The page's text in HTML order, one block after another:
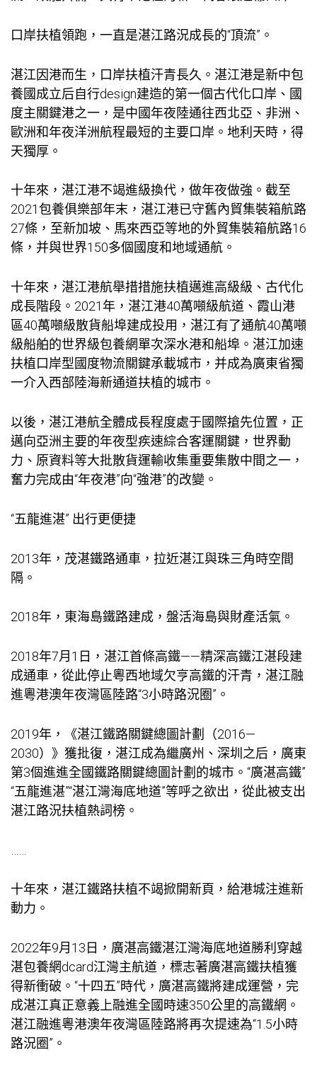
口岸扶植領跑，一直是湛江路況成長的“頂流”。
湛江因港而生，口岸扶植汗青長久。湛江港是新中包
養國成立后自行design建造的第一個古代化口岸、國
度主關鍵港之一，是中國年夜陸通往西北亞、非洲、
歐洲和年夜洋洲航程最短的主要口岸。地利天時，得
天獨厚。
十年來，湛江港不竭進級換代，做年夜做強。截至
2021包養俱樂部年末，湛江港已守舊內貿集裝箱航路
27條，至新加坡、馬來西亞等地的外貿集裝箱航路16
條，并與世界150多個國度和地域通航。
十年來，湛江港航舉措措施扶植邁進高級級、古代化
成長階段。2021年，湛江港40萬噸級航道、霞山港
區40萬噸級散貨船埠建成投用，湛江有了通航40萬噸
級船舶的世界級包養網單次深水港和船埠。湛江加速
扶植口岸型國度物流關鍵承載城市，并成為廣東省獨
一介入西部陸海新通道扶植的城市。
以後，湛江港航全體成長程度處于國際搶先位置，正
邁向亞洲主要的年夜型疾速綜合客運關鍵，世界動
力、原資料等大批散貨運輸收集重要集散中間之一，
奮力完成由“年夜港”向“強港”的改變。
“五龍進湛” 出行更便捷
2013年，茂湛鐵路通車，拉近湛江與珠三角時空間
隔。
2018年，東海島鐵路建成，盤活海島與財產活氣。
2018年7月1日，湛江首條高鐵——精深高鐵江湛段建
成通車，從此停止粵西地域欠亨高鐵的汗青，湛江融
進粵港澳年夜灣區陸路“3小時路況圈”。
2019年，《湛江鐵路關鍵總圖計劃（2016—
2030）》獲批復，湛江成為繼廣州、深圳之后，廣東
第3個進進全國鐵路關鍵總圖計劃的城市。“廣湛高鐵”
“五龍進湛”“湛江灣海底地道”等呼之欲出，從此被支出
湛江路況扶植熱詞榜。
十年來，湛江鐵路扶植不竭掀開新頁，給港城注進新
動力。
2022年9月13日，廣湛高鐵湛江灣海底地道勝利穿越
湛包養網dcard江灣主航道，標志著廣湛高鐵扶植獲
得新衝破。“十四五”時代，廣湛高鐵將建成運營，完
成湛江真正意義上融進全國時速350公里的高鐵網。
湛江融進粵港澳年夜灣區陸路將再次提速為“1.5小時
路況圈”。